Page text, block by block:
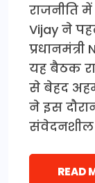
राजनीति
Vijay ने
यह बैठक
से बेहद अहम
ने इस
संवेदनशील
READ